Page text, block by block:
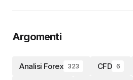
Argomenti
Analisi Forex 323 CFD 6